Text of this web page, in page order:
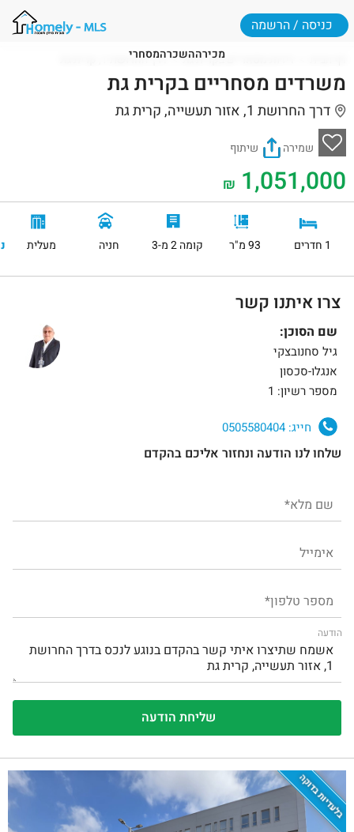
מכירההשכרהמסחרי
כניסה / הרשמה
דירות מסחריים בקרית גת דרך החרושת 1, קרית גת
משרדים מסחריים בקרית גת
דרך החרושת 1, אזור תעשייה, קרית גת
שמירה שיתוף
1,051,000
₪
1 חדרים 93 מ"ר קומה 2 מ-3 חניה מעלית
צרו איתנו קשר
שם הסוכן:
גיל סחנובצקי
אנגלו-סכסון
מספר רשיון: 1
חייג:
שלחו לנו הודעה ונחזור אליכם בהקדם
הודעה
בלעדיות בדוקה